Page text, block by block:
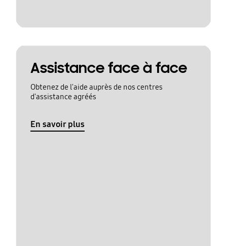
Assistance face à face
Obtenez de l'aide auprès de nos centres
d'assistance agréés
En savoir plus